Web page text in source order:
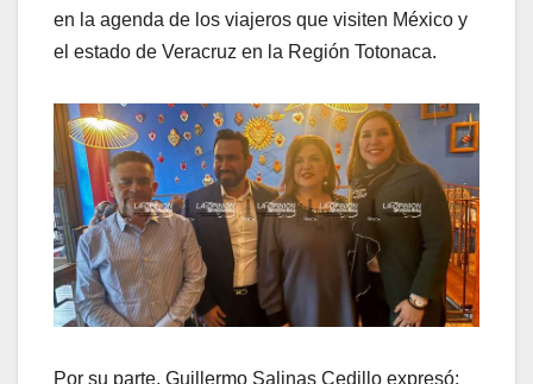
en la agenda de los viajeros que visiten México y
el estado de Veracruz en la Región Totonaca.
Por su parte, Guillermo Salinas Cedillo expresó: